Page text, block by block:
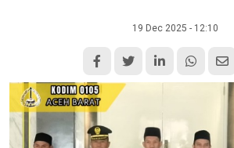
19 Dec 2025 - 12:10